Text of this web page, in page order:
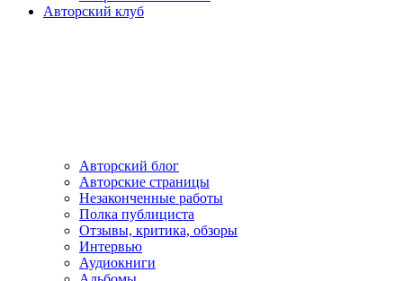
Авторский клуб
Авторский блог
Авторские страницы
Незаконченные работы
Полка публициста
Отзывы, критика, обзоры
Интервью
Аудиокниги